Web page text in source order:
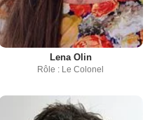
Lena Olin
Rôle : Le Colonel